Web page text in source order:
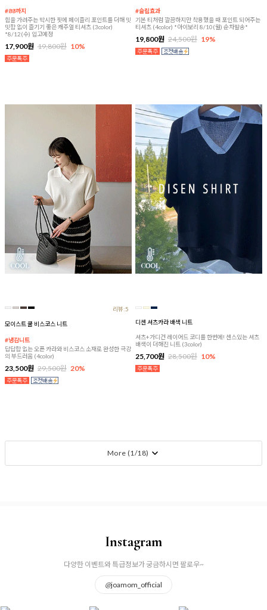
#88까지
힙을 가려주는 박시한 핏에 페이즐리 포인트를 더해 밋
밋함 없이 즐기기 좋은 캐주얼 티셔츠 (3color)
*8/12(수) 입고예정
17,900원 19,800원 10%
#슬림효과
기본 티처럼 깔끔하지만 착용했을 때 포인트 되어주는
티셔츠 (4color) *아이보리 8/10(월) 순차발송*
19,800원 24,500원 19%
리뷰:5
모이스트 쿨 비스코스 니트
#냉감니트
답답함 없는 오픈 카라와 비스코스 소재로 완성한 극강
의 부드러움 (4color)
23,500원 29,500원 20%
디센 셔츠카라 배색 니트
셔츠+가디건 레이어드 코디를 한번에! 센스있는 셔츠
배색이 더해진 니트 (3color)
25,700원 28,500원 10%
More (1/18)
Instagram
다양한 이벤트와 특급정보가 궁금하시면 팔로우~
@joamom_official